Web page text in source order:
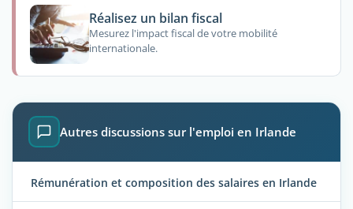
Réalisez un bilan fiscal
Mesurez l'impact fiscal de votre mobilité
internationale.
Autres discussions sur l'emploi en Irlande
Rémunération et composition des salaires en Irlande